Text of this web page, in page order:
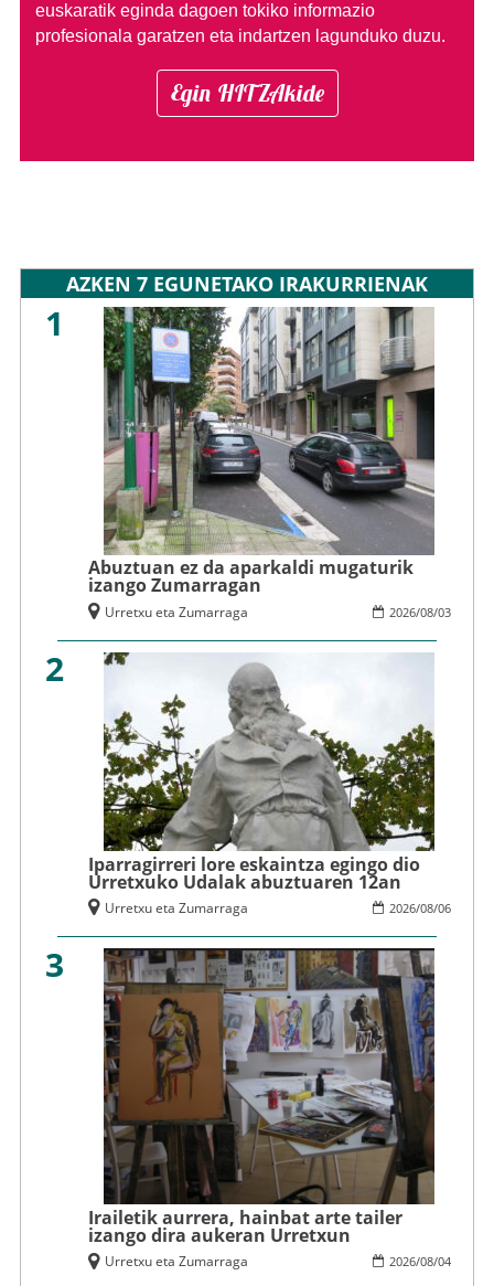
euskaratik eginda dagoen tokiko informazio
profesionala garatzen eta indartzen lagunduko duzu.
Egin HITZAkide
AZKEN 7 EGUNETAKO IRAKURRIENAK
1
Abuztuan ez da aparkaldi mugaturik
izango Zumarragan
2026/08/03
Urretxu eta Zumarraga
2
Iparragirreri lore eskaintza egingo dio
Urretxuko Udalak abuztuaren 12an
2026/08/06
Urretxu eta Zumarraga
3
Irailetik aurrera, hainbat arte tailer
izango dira aukeran Urretxun
2026/08/04
Urretxu eta Zumarraga